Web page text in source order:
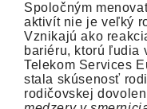
Spoločným
aktivít nie je veľký
Vznikajú ako
bariéru, ktorú ľudia
Telekom Services
stala skúsenosť
rodičovskej